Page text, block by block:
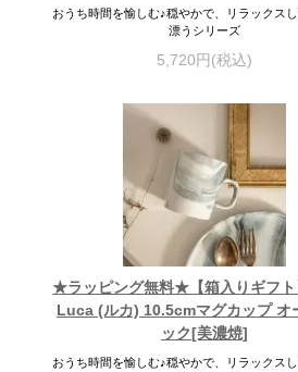
おうち時間を愉しむ♪穏やかで、リラックス
漂うシリーズ
5,720円(税込)
★ラッピング無料★【箱入りギフト
Luca (ルカ) 10.5cmマグカップ オ
ック[美濃焼]
おうち時間を愉しむ♪穏やかで、リラックス